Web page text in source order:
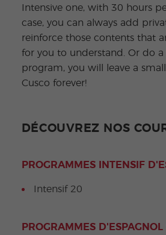
Intensive one, with 30 hours
case, you can always add
reinforce those contents that
for you to understand. Or do a
program, you will leave a
Cusco forever!
DÉCOUVREZ NOS
PROGRAMMES INTENSIF
Intensif 20
PROGRAMMES D'ESPAGNOL